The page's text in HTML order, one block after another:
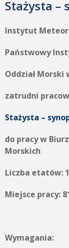
Stażysta –
Instytut
Państwowy
Oddział Morski
zatrudni
Stażysta –
do pracy w
Morskich
Liczba etatów: 1
Miejsce pracy:
Wymagania: